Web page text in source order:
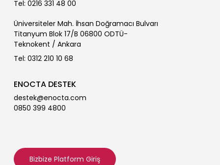
Tel: 0216 331 48 00
Üniversiteler Mah. İhsan Doğramacı Bulvarı
Titanyum Blok 17/B 06800 ODTÜ-
Teknokent / Ankara
Tel: 0312 210 10 68
ENOCTA DESTEK
destek@enocta.com
0850 399 4800
Bizbize Platform Giriş